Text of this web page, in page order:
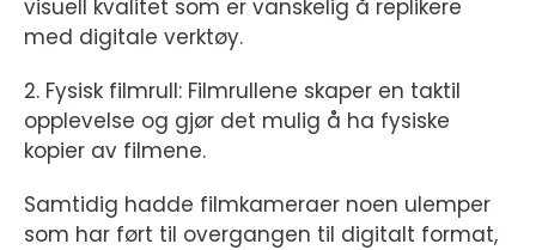
visuell kvalitet som er vanskelig å replikere
med digitale verktøy.
2. Fysisk filmrull: Filmrullene skaper en taktil
opplevelse og gjør det mulig å ha fysiske
kopier av filmene.
Samtidig hadde filmkameraer noen ulemper
som har ført til overgangen til digitalt format,